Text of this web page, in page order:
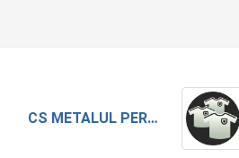
CS METALUL PERETU